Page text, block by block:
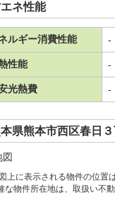
ネ性能
ルギー消費性能 -
性能 -
光熱費 -
県熊本市西区春日
上に表示される物件の位置
な物件所在地は、取扱い不